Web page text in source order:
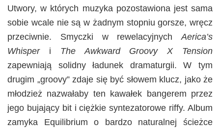
Utwory, w których muzyka pozostawiona jest sama
sobie wcale nie są w żadnym stopniu gorsze, wręcz
przeciwnie. Smyczki w rewelacyjnychAerica’s
Whisperi The Awkward Groovy X Tension
zapewniają solidny ładunek dramaturgii. W tym
drugim „groovy” zdaje się być słowem klucz, jako że
młodzież nazwałaby ten kawałek bangerem przez
jego bujający bit i ciężkie syntezatorowe riffy. Album
zamyka Equilibrium o bardzo naturalnej ścieżce